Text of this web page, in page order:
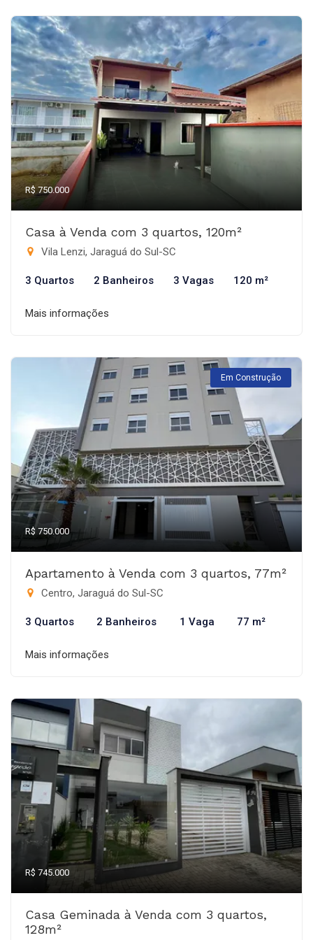
R$ 750.000
Casa à Venda com 3 quartos, 120m²
Vila Lenzi, Jaraguá do Sul-SC
3 Quartos 2 Banheiros 3 Vagas 120 m²
Mais informações
Em Construção
R$ 750.000
Apartamento à Venda com 3 quartos, 77m²
Centro, Jaraguá do Sul-SC
3 Quartos 2 Banheiros 1 Vaga 77 m²
Mais informações
R$ 745.000
Casa Geminada à Venda com 3 quartos,
128m²